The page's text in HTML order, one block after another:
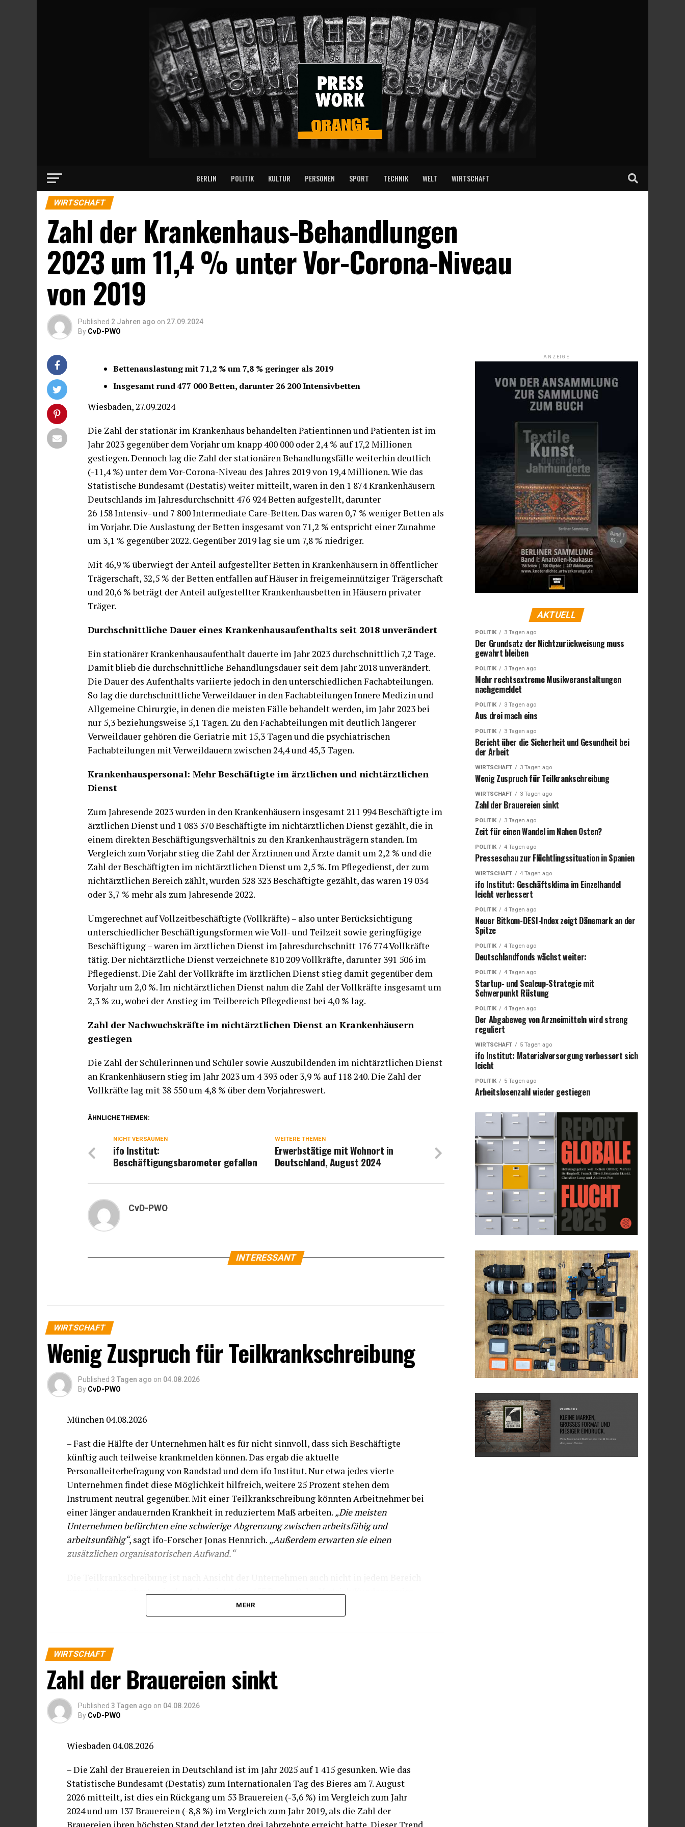
BERLIN POLITIK KULTUR PERSONEN SPORT TECHNIK WELT WIRTSCHAFT
WIRTSCHAFT
Zahl der Krankenhaus-Behandlungen
2023 um 11,4 % unter Vor-Corona-Niveau
von 2019
Published 2 Jahren ago on 27.09.2024
By CvD-PWO
Bettenauslastung mit 71,2 % um 7,8 % geringer als 2019
Insgesamt rund 477 000 Betten, darunter 26 200 Intensivbetten
Wiesbaden, 27.09.2024
Die Zahl der stationär im Krankenhaus behandelten Patientinnen und Patienten ist im
Jahr 2023 gegenüber dem Vorjahr um knapp 400 000 oder 2,4 % auf 17,2 Millionen
gestiegen. Dennoch lag die Zahl der stationären Behandlungsfälle weiterhin deutlich
(-11,4 %) unter dem Vor-Corona-Niveau des Jahres 2019 von 19,4 Millionen. Wie das
Statistische Bundesamt (Destatis) weiter mitteilt, waren in den 1 874 Krankenhäusern
Deutschlands im Jahresdurchschnitt 476 924 Betten aufgestellt, darunter
26 158 Intensiv- und 7 800 Intermediate Care-Betten. Das waren 0,7 % weniger Betten als
im Vorjahr. Die Auslastung der Betten insgesamt von 71,2 % entspricht einer Zunahme
um 3,1 % gegenüber 2022. Gegenüber 2019 lag sie um 7,8 % niedriger.
Mit 46,9 % überwiegt der Anteil aufgestellter Betten in Krankenhäusern in öffentlicher
Trägerschaft, 32,5 % der Betten entfallen auf Häuser in freigemeinnütziger Trägerschaft
und 20,6 % beträgt der Anteil aufgestellter Krankenhausbetten in Häusern privater
Träger.
Durchschnittliche Dauer eines Krankenhausaufenthalts seit 2018 unverändert
Ein stationärer Krankenhausaufenthalt dauerte im Jahr 2023 durchschnittlich 7,2 Tage.
Damit blieb die durchschnittliche Behandlungsdauer seit dem Jahr 2018 unverändert.
Die Dauer des Aufenthalts variierte jedoch in den unterschiedlichen Fachabteilungen.
So lag die durchschnittliche Verweildauer in den Fachabteilungen Innere Medizin und
Allgemeine Chirurgie, in denen die meisten Fälle behandelt werden, im Jahr 2023 bei
nur 5,3 beziehungsweise 5,1 Tagen. Zu den Fachabteilungen mit deutlich längerer
Verweildauer gehören die Geriatrie mit 15,3 Tagen und die psychiatrischen
Fachabteilungen mit Verweildauern zwischen 24,4 und 45,3 Tagen.
Krankenhauspersonal: Mehr Beschäftigte im ärztlichen und nichtärztlichen
Dienst
Zum Jahresende 2023 wurden in den Krankenhäusern insgesamt 211 994 Beschäftigte im
ärztlichen Dienst und 1 083 370 Beschäftigte im nichtärztlichen Dienst gezählt, die in
einem direkten Beschäftigungsverhältnis zu den Krankenhausträgern standen. Im
Vergleich zum Vorjahr stieg die Zahl der Ärztinnen und Ärzte damit um 2,2 % und die
Zahl der Beschäftigten im nichtärztlichen Dienst um 2,5 %. Im Pflegedienst, der zum
nichtärztlichen Bereich zählt, wurden 528 323 Beschäftigte gezählt, das waren 19 034
oder 3,7 % mehr als zum Jahresende 2022.
Umgerechnet auf Vollzeitbeschäftigte (Vollkräfte) – also unter Berücksichtigung
unterschiedlicher Beschäftigungsformen wie Voll- und Teilzeit sowie geringfügige
Beschäftigung – waren im ärztlichen Dienst im Jahresdurchschnitt 176 774 Vollkräfte
tätig. Der nichtärztliche Dienst verzeichnete 810 209 Vollkräfte, darunter 391 506 im
Pflegedienst. Die Zahl der Vollkräfte im ärztlichen Dienst stieg damit gegenüber dem
Vorjahr um 2,0 %. Im nichtärztlichen Dienst nahm die Zahl der Vollkräfte insgesamt um
2,3 % zu, wobei der Anstieg im Teilbereich Pflegedienst bei 4,0 % lag.
Zahl der Nachwuchskräfte im nichtärztlichen Dienst an Krankenhäusern
gestiegen
Die Zahl der Schülerinnen und Schüler sowie Auszubildenden im nichtärztlichen Dienst
an Krankenhäusern stieg im Jahr 2023 um 4 393 oder 3,9 % auf 118 240. Die Zahl der
Vollkräfte lag mit 38 550 um 4,8 % über dem Vorjahreswert.
ÄHNLICHE THEMEN:
WEITERE THEMEN
Erwerbstätige mit Wohnort in
Deutschland, August 2024
NICHT VERSÄUMEN
ifo Institut:
Beschäftigungsbarometer gefallen
CvD-PWO
INTERESSANT
WIRTSCHAFT
Wenig Zuspruch für Teilkrankschreibung
Published 3 Tagen ago on 04.08.2026
By CvD-PWO
München 04.08.2026
– Fast die Hälfte der Unternehmen hält es für nicht sinnvoll, dass sich Beschäftigte
künftig auch teilweise krankmelden können. Das ergab die aktuelle
Personalleiterbefragung von Randstad und dem ifo Institut. Nur etwa jedes vierte
Unternehmen findet diese Möglichkeit hilfreich, weitere 25 Prozent stehen dem
Instrument neutral gegenüber. Mit einer Teilkrankschreibung könnten Arbeitnehmer bei
einer länger andauernden Krankheit in reduziertem Maß arbeiten. „Die meisten
Unternehmen befürchten eine schwierige Abgrenzung zwischen arbeitsfähig und
arbeitsunfähig“, sagt ifo-Forscher Jonas Hennrich. „Außerdem erwarten sie einen
zusätzlichen organisatorischen Aufwand.“
sehen 33 Prozent einen möglichen Einsatz dieses Instruments. In der Logistik (11
Prozent) und in der Produktion (8 Prozent) ist die Teilkrankschreibung nach Ansicht der
Unternehmen wenig geeignet.
Die Hälfte der Unternehmen erwartet keine wesentlichen positiven Effekte dieses
Instruments. Jeweils ein Drittel der Unternehmen hofft bei solchen Krankschreibungen
auf kürzere Fehlzeiten beziehungsweise auf eine schnellere Rückkehr erkrankter
Fachkräfte trotz gesundheitlicher Einschränkungen länger arbeiten; 12 Prozent halten
unter diesen Umständen eine flexiblere Personalplanung für möglich.
Die beschlossene Regelung der Teilkrankschreibung sieht vor, dass bei länger
werden kann und Beschäftigte ihre Arbeitszeit entsprechend reduzieren.
MEHR
WIRTSCHAFT
Zahl der Brauereien sinkt
Published 3 Tagen ago on 04.08.2026
By CvD-PWO
Wiesbaden 04.08.2026
– Die Zahl der Brauereien in Deutschland ist im Jahr 2025 auf 1 415 gesunken. Wie das
Statistische Bundesamt (Destatis) zum Internationalen Tag des Bieres am 7. August
2026 mitteilt, ist dies ein Rückgang um 53 Brauereien (-3,6 %) im Vergleich zum Jahr
2024 und um 137 Brauereien (-8,8 %) im Vergleich zum Jahr 2019, als die Zahl der
Brauereien ihren höchsten Stand der letzten drei Jahrzehnte erreicht hatte. Dieser Trend
ANZEIGE
AKTUELL
POLITIK 3 Tagen ago
Der Grundsatz der Nichtzurückweisung muss
gewahrt bleiben
POLITIK 3 Tagen ago
Mehr rechtsextreme Musikveranstaltungen
nachgemeldet
POLITIK 3 Tagen ago
Aus drei mach eins
POLITIK 3 Tagen ago
Bericht über die Sicherheit und Gesundheit bei
der Arbeit
WIRTSCHAFT 3 Tagen ago
Wenig Zuspruch für Teilkrankschreibung
WIRTSCHAFT 3 Tagen ago
Zahl der Brauereien sinkt
POLITIK 3 Tagen ago
Zeit für einen Wandel im Nahen Osten?
POLITIK 4 Tagen ago
Presseschau zur Flüchtlingssituation in Spanien
WIRTSCHAFT 4 Tagen ago
ifo Institut: Geschäftsklima im Einzelhandel
leicht verbessert
POLITIK 4 Tagen ago
Neuer Bitkom-DESI-Index zeigt Dänemark an der
Spitze
POLITIK 4 Tagen ago
Deutschlandfonds wächst weiter:
POLITIK 4 Tagen ago
Startup- und Scaleup-Strategie mit
Schwerpunkt Rüstung
POLITIK 4 Tagen ago
Der Abgabeweg von Arzneimitteln wird streng
reguliert
WIRTSCHAFT 5 Tagen ago
ifo Institut: Materialversorgung verbessert sich
leicht
POLITIK 5 Tagen ago
Arbeitslosenzahl wieder gestiegen